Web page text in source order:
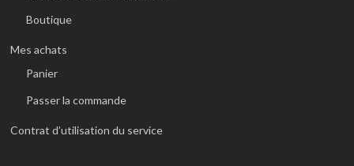
Boutique
Mes achats
Panier
Passer la commande
Contrat d’utilisation du service